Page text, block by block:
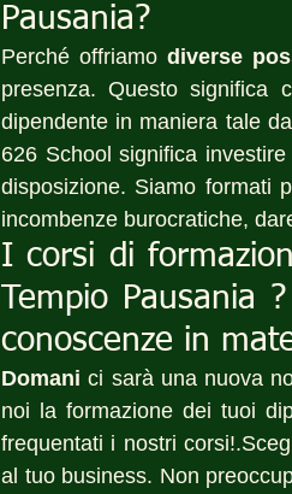
Pausania?
Perché offriamo diverse
presenza. Questo significa
dipendente in maniera tale
626 School significa
disposizione. Siamo formati
incombenze burocratiche,
I corsi di
Tempio Pausania
conoscenze in
Domani ci sarà una nuova
noi la formazione dei tuoi
frequentati i nostri
al tuo business. Non